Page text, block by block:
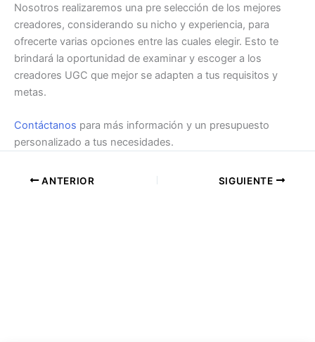
Nosotros realizaremos una pre selección de los mejores
creadores, considerando su nicho y experiencia, para
ofrecerte varias opciones entre las cuales elegir. Esto te
brindará la oportunidad de examinar y escoger a los
creadores UGC que mejor se adapten a tus requisitos y
metas.
Contáctanos para más información y un presupuesto
personalizado a tus necesidades.
ANTERIOR SIGUIENTE